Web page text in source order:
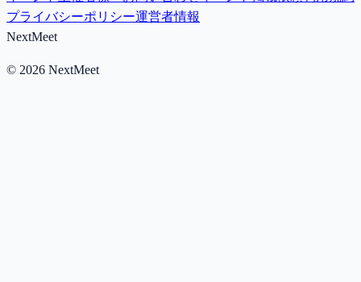
プライバシーポリシー運営者情報
NextMeet
© 2026 NextMeet